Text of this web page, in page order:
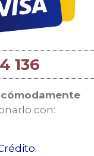
136
cómodamente
con: